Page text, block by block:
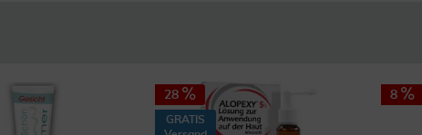
28
GRATIS
8